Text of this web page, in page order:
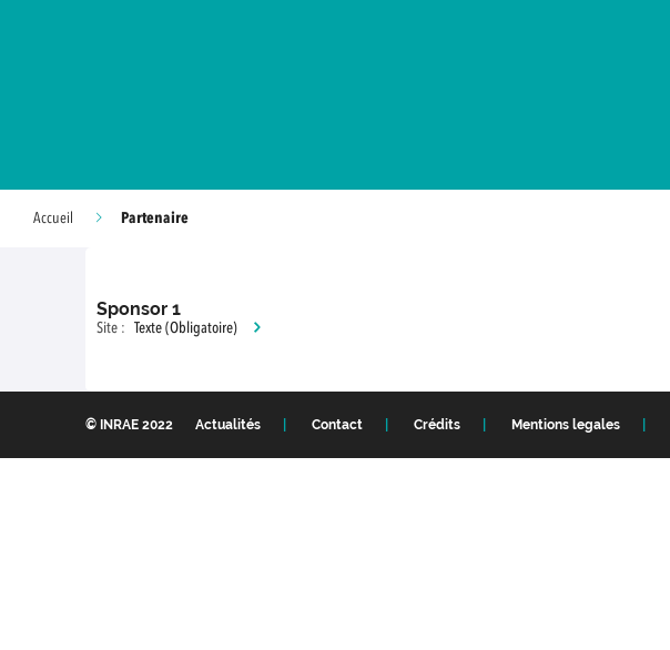
Accueil Partenaire
Sponsor 1
Site : Texte (Obligatoire)
© INRAE 2022 Actualités Contact Crédits Mentions legales